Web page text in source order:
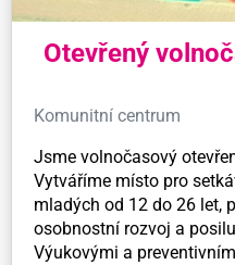
Otevřený
Komunitní centrum
Jsme volnočasový
Vytváříme místo pro
mladých od 12 do 26 let,
osobnostní rozvoj a
Výukovými a